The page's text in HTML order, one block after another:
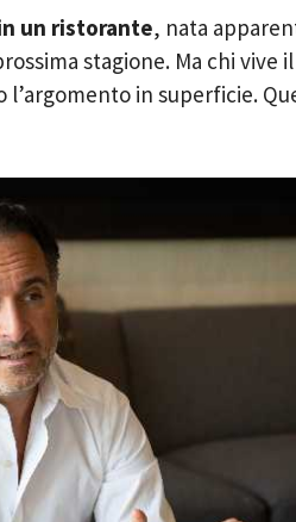
un ristorante, nata
stagione. Ma chi vive
in superficie.